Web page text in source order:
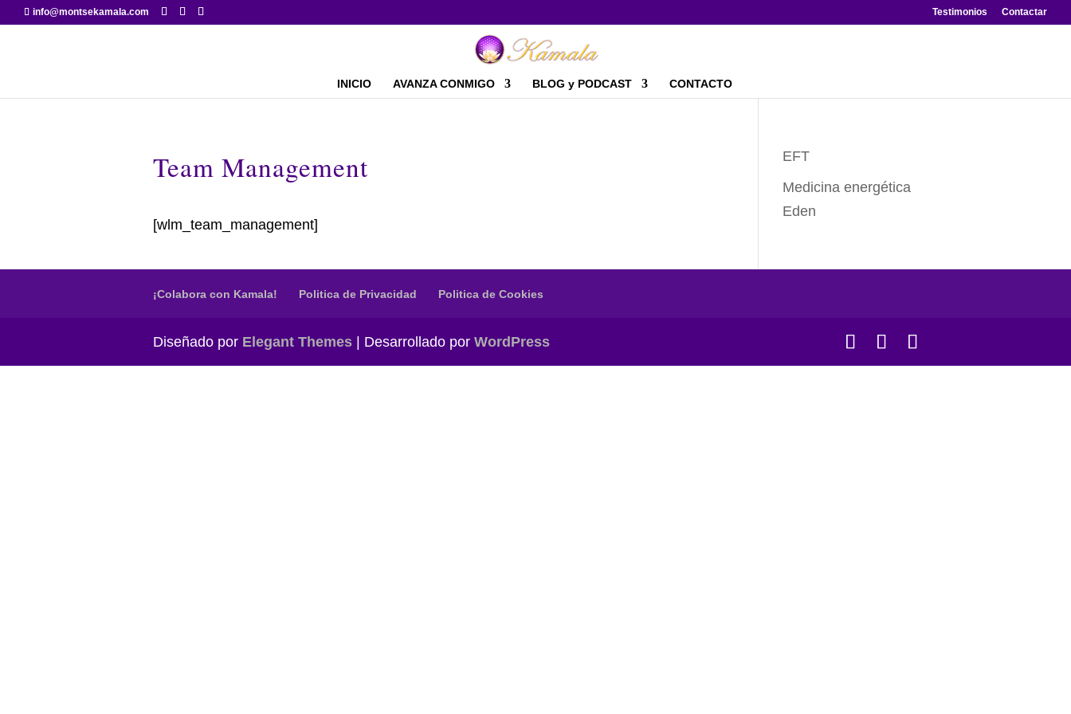
info@montsekamala.com Testimonios Contactar
INICIO AVANZA CONMIGO BLOG y PODCAST CONTACTO
Team Management
[wlm_team_management]
EFT
Medicina energética
Eden
¡Colabora con Kamala! Politica de Privacidad Politica de Cookies
Diseñado por Elegant Themes | Desarrollado por WordPress